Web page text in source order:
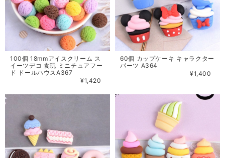
100個 18mmアイスクリーム ス
イーツデコ 食玩 ミニチュアフー
ド ドールハウスA367
¥1,420
60個 カップケーキ キャラクター
パーツ A364
¥1,400